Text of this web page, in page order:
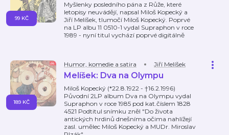
Myšlenky posledního pána z Růže, které
letopisy neuvádějí, napsal Miloš Kopecký a
Jiří Melíšek, tlumočí Miloš Kopecký. Poprvé
na LP albu 11 0510-1 vydal Supraphon v roce
1989 - nyní titul vychází poprvé digitálně
99 KČ
Humor, komedie a satira Jiří Melíšek
Melíšek: Dva na Olympu
Miloš Kopecký (*22.8.1922 - †16.2.1996)
Původní 2LP album Dva na Olympu vydal
Supraphon v roce 1985 pod kat.číslem 1828
4521 Podtitul snímku zněl "Do života
antických hrdinů dnešníma očima nahlížejí
zasl. umělec Miloš Kopecký a MUDr. Miroslav
189 KČ